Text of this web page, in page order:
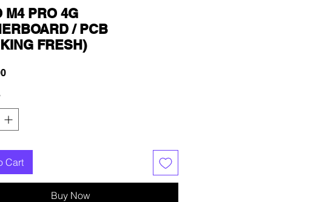
M4 PRO 4G
/ PCB
FRESH)
Price
Cart
Buy Now